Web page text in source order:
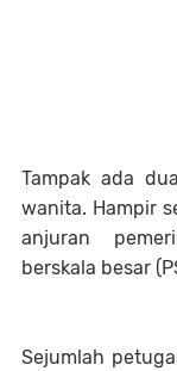
Tampak ada
wanita. Hampir
anjuran
berskala besar
Sejumlah